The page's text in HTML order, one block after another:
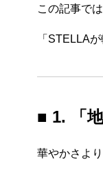
この記事で
「STELLA
■ 1. 「
華やかさよ